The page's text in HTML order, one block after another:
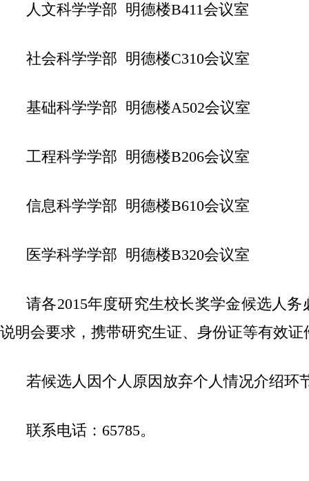
人文科学学部 明德楼B411会议室
社会科学学部 明德楼C310会议室
基础科学学部 明德楼A502会议室
工程科学学部 明德楼B206会议室
信息科学学部 明德楼B610会议室
医学科学学部 明德楼B320会议室
请各2015年度研究生校长奖学金候选人务
说明会要求，携带研究生证、身份证等有效
若候选人因个人原因放弃个人情况介绍环
联系电话：65785。